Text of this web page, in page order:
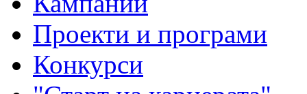
Проекти и програми
Конкурси